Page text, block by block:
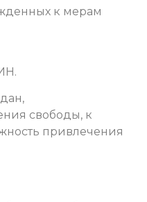
к мерам
свободы, к
привлечения